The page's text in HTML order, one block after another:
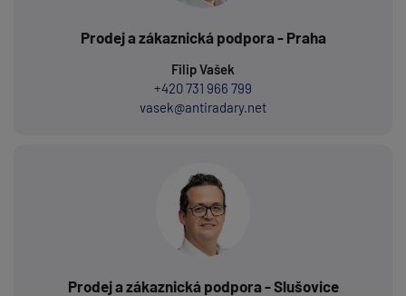
Prodej a zákaznická podpora - Praha
Filip Vašek
+420 731 966 799
vasek@antiradary.net
Prodej a zákaznická podpora - Slušovice